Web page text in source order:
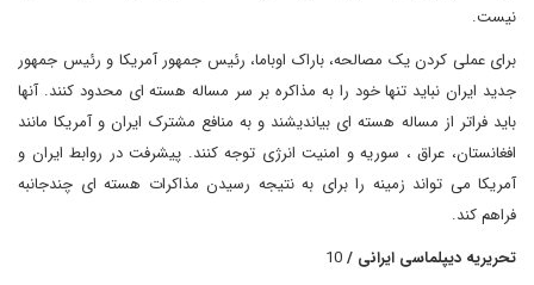
نیست.
برای عملی کردن یک مصالحه، باراک اوباما، رئیس جمهور آمریکا و رئیس جمهور
جدید ایران نباید تنها خود را به مذاکره بر سر مساله هسته ای محدود کنند. آنها
باید فراتر از مساله هسته ای بیاندیشند و به منافع مشترک ایران و آمریکا مانند
افغانستان، عراق ، سوریه و امنیت انرژی توجه کنند. پیشرفت در روابط ایران و
آمریکا می تواند زمینه را برای به نتیجه رسیدن مذاکرات هسته ای چندجانبه
فراهم کند.
تحریریه دیپلماسی ایرانی /10